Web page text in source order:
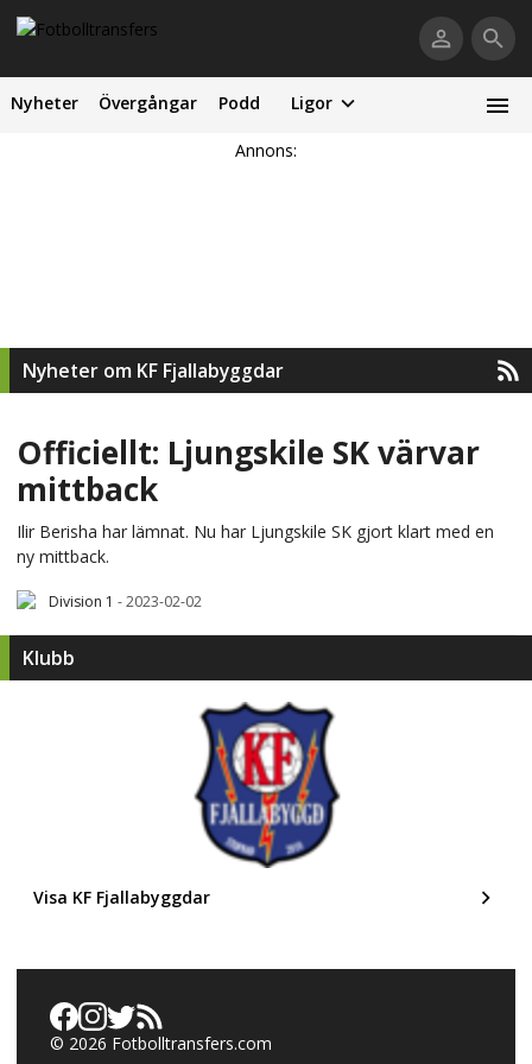
Nyheter Övergångar Podd Ligor
Annons:
Nyheter om KF Fjallabyggdar
Officiellt: Ljungskile SK värvar
mittback
Ilir Berisha har lämnat. Nu har Ljungskile SK gjort klart med en
ny mittback.
Division 1 -2023-02-02
Klubb
Visa KF Fjallabyggdar
© 2026 Fotbolltransfers.com